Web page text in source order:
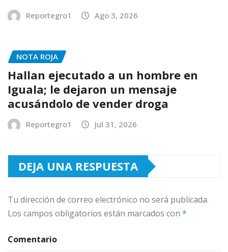
Reportegro1 Ago 3, 2026
NOTA ROJA
Hallan ejecutado a un hombre en
Iguala; le dejaron un mensaje
acusándolo de vender droga
Reportegro1 Jul 31, 2026
DEJA UNA RESPUESTA
Tu dirección de correo electrónico no será publicada.
Los campos obligatorios están marcados con *
Comentario